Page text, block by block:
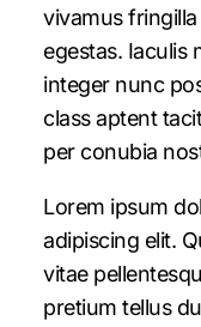
vivamus
egestas. Iaculis
integer nunc
class aptent
per conubia
Lorem ipsum
adipiscing elit.
vitae
pretium tellus